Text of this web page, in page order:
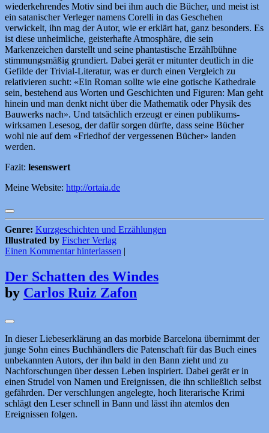
wiederkehrendes Motiv sind bei ihm auch die Bücher, und meist ist
ein satanischer Verleger namens Corelli in das Geschehen
verwickelt, ihn mag der Autor, wie er erklärt hat, ganz besonders. Es
ist diese unheimliche, geisterhafte Atmosphäre, die sein
Markenzeichen darstellt und seine phantastische Erzählbühne
stimmungsmäßig grundiert. Dabei gerät er mitunter deutlich in die
Gefilde der Trivial-Literatur, was er durch einen Vergleich zu
relativieren sucht: «Ein Roman sollte wie eine gotische Kathedrale
sein, bestehend aus Worten und Geschichten und Figuren: Man geht
hinein und man denkt nicht über die Mathematik oder Physik des
Bauwerks nach». Und tatsächlich erzeugt er einen publikums-
wirksamen Lesesog, der dafür sorgen dürfte, dass seine Bücher
wohl nie auf dem «Friedhof der vergessenen Bücher» landen
werden.
Fazit: lesenswert
Meine Website: http://ortaia.de
Genre: Kurzgeschichten und Erzählungen
Illustrated by Fischer Verlag
Einen Kommentar hinterlassen
Der Schatten des Windes
by Carlos Ruiz Zafon
In dieser Liebeserklärung an das morbide Barcelona übernimmt der
junge Sohn eines Buchhändlers die Patenschaft für das Buch eines
unbekannten Autors, der ihn bald in den Bann zieht und zu
Nachforschungen über dessen Leben inspiriert. Dabei gerät er in
einen Strudel von Namen und Ereignissen, die ihn schließlich selbst
gefährden. Der verschlungen angelegte, hoch literarische Krimi
schlägt den Leser schnell in Bann und lässt ihn atemlos den
Ereignissen folgen.